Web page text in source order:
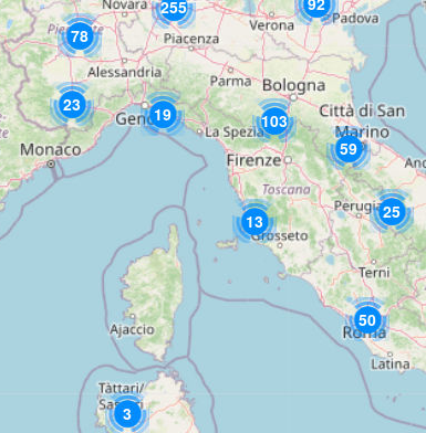
103
78
255
59
25
23
50
19
3
13